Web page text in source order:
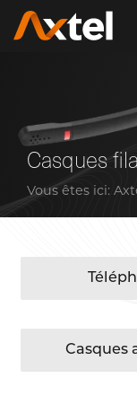
Casques
Vous êtes ici:
Casques